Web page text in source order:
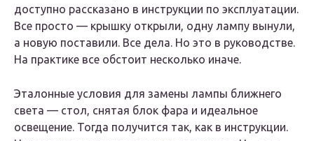
доступно рассказано в инструкции по эксплуатации.
Все просто — крышку открыли, одну лампу вынули,
а новую поставили. Все дела. Но это в руководстве.
На практике все обстоит несколько иначе.
Эталонные условия для замены лампы ближнего
света — стол, снятая блок фара и идеальное
освещение. Тогда получится так, как в инструкции.